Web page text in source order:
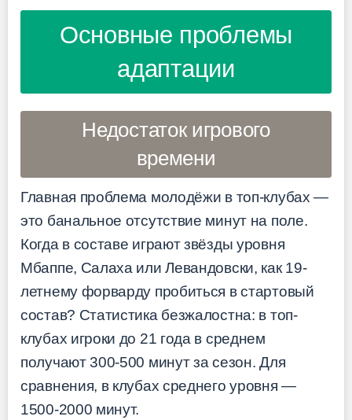
Основные проблемы
адаптации
Недостаток игрового
времени
Главная проблема молодёжи в топ-клубах —
это банальное отсутствие минут на поле.
Когда в составе играют звёзды уровня
Мбаппе, Салаха или Левандовски, как 19-
летнему форварду пробиться в стартовый
состав? Статистика безжалостна: в топ-
клубах игроки до 21 года в среднем
получают 300-500 минут за сезон. Для
сравнения, в клубах среднего уровня —
1500-2000 минут.